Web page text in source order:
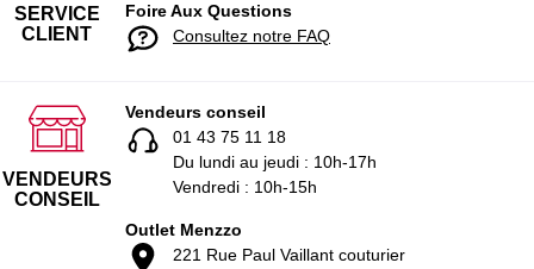
SERVICE
CLIENT
Foire Aux Questions
Consultez notre FAQ
VENDEURS
CONSEIL
Vendeurs conseil
01 43 75 11 18
Du lundi au jeudi : 10h-17h
Vendredi : 10h-15h
Outlet Menzzo
221 Rue Paul Vaillant couturier